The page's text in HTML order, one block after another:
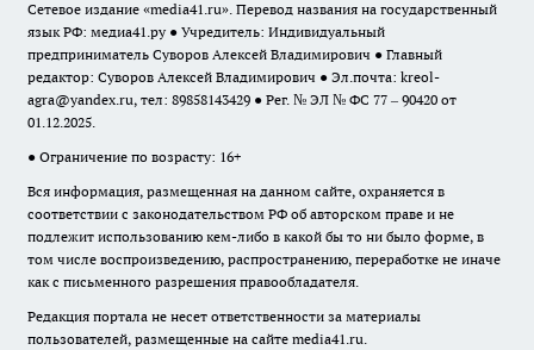
Сетевое издание «media41.ru». Перевод названия на государственный
язык РФ: медиа41.ру ● Учредитель: Индивидуальный
предприниматель Суворов Алексей Владимирович ● Главный
редактор: Суворов Алексей Владимирович ● Эл.почта: kreol-
agra@yandex.ru, тел: 89858143429 ● Рег. № ЭЛ № ФС 77 – 90420 от
01.12.2025.
● Ограничение по возрасту: 16+
Вся информация, размещенная на данном сайте, охраняется в
соответствии с законодательством РФ об авторском праве и не
подлежит использованию кем-либо в какой бы то ни было форме, в
том числе воспроизведению, распространению, переработке не иначе
как с письменного разрешения правообладателя.
Редакция портала не несет ответственности за материалы
пользователей, размещенные на сайте media41.ru.